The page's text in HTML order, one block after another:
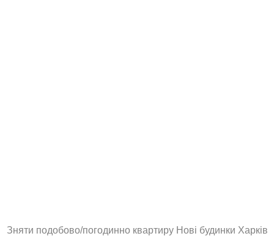
Зняти подобово/погодинно квартиру Нові будинки Харків